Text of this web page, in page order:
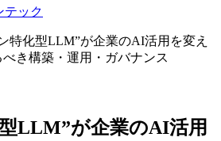
テック
特化型LLM”が企業のAI活用を変え
き構築・運用・ガバナンス
LLM”が企業のAI活用